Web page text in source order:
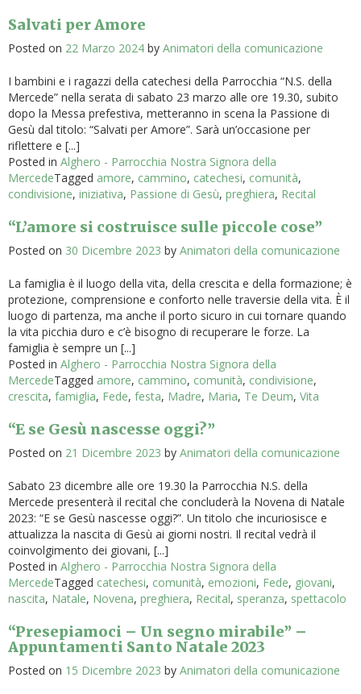
Salvati per Amore
Posted on 22 Marzo 2024 by Animatori della comunicazione
I bambini e i ragazzi della catechesi della Parrocchia “N.S. della
Mercede” nella serata di sabato 23 marzo alle ore 19.30, subito
dopo la Messa prefestiva, metteranno in scena la Passione di
Gesù dal titolo: “Salvati per Amore”. Sarà un’occasione per
riflettere e [...]
Posted in Alghero - Parrocchia Nostra Signora della
MercedeTagged amore, cammino, catechesi, comunità,
condivisione, iniziativa, Passione di Gesù, preghiera, Recital
“L’amore si costruisce sulle piccole cose”
Posted on 30 Dicembre 2023 by Animatori della comunicazione
La famiglia è il luogo della vita, della crescita e della formazione; è
protezione, comprensione e conforto nelle traversie della vita. È il
luogo di partenza, ma anche il porto sicuro in cui tornare quando
la vita picchia duro e c’è bisogno di recuperare le forze. La
famiglia è sempre un [...]
Posted in Alghero - Parrocchia Nostra Signora della
MercedeTagged amore, cammino, comunità, condivisione,
crescita, famiglia, Fede, festa, Madre, Maria, Te Deum, Vita
“E se Gesù nascesse oggi?”
Posted on 21 Dicembre 2023 by Animatori della comunicazione
Sabato 23 dicembre alle ore 19.30 la Parrocchia N.S. della
Mercede presenterà il recital che concluderà la Novena di Natale
2023: “E se Gesù nascesse oggi?”. Un titolo che incuriosisce e
attualizza la nascita di Gesù ai giorni nostri. Il recital vedrà il
coinvolgimento dei giovani, [...]
Posted in Alghero - Parrocchia Nostra Signora della
MercedeTagged catechesi, comunità, emozioni, Fede, giovani,
nascita, Natale, Novena, preghiera, Recital, speranza, spettacolo
“Presepiamoci – Un segno mirabile” –
Appuntamenti Santo Natale 2023
Posted on 15 Dicembre 2023 by Animatori della comunicazione